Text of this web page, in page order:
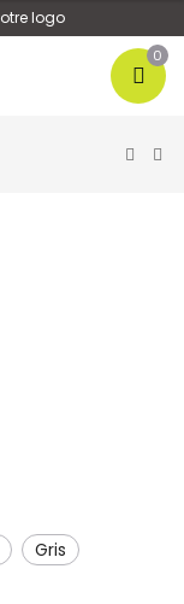
logo
0
gris